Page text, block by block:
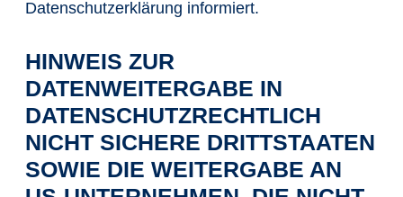
Datenschutzerklärung informiert.
HINWEIS ZUR
DATENWEITERGABE IN
DATENSCHUTZRECHTLICH
NICHT SICHERE DRITTSTAATEN
SOWIE DIE WEITERGABE AN